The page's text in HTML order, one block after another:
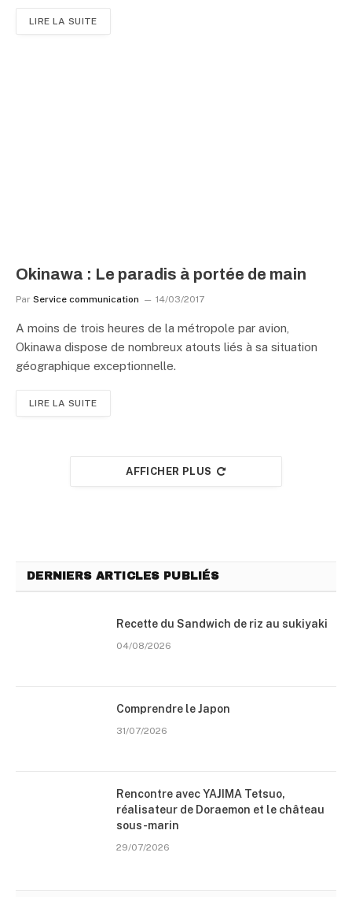
LIRE LA SUITE
Okinawa : Le paradis à portée de main
Par Service communication 14/03/2017
A moins de trois heures de la métropole par avion,
Okinawa dispose de nombreux atouts liés à sa situation
géographique exceptionnelle.
LIRE LA SUITE
AFFICHER PLUS
DERNIERS ARTICLES PUBLIÉS
Recette du Sandwich de riz au sukiyaki
04/08/2026
Comprendre le Japon
31/07/2026
Rencontre avec YAJIMA Tetsuo,
réalisateur de Doraemon et le château
sous-marin
29/07/2026